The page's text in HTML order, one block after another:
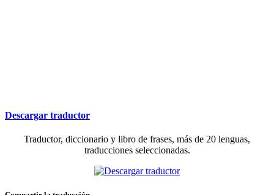
Descargar traductor
Traductor, diccionario y libro de frases, más de 20 lenguas,
traducciones seleccionadas.